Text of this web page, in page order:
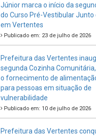
Júnior marca o início da
do Curso Pré-Vestibular Junto
em Vertentes
Publicado em: 23 de julho de 2026
Prefeitura das Vertentes
segunda Cozinha
o fornecimento de
para pessoas em situação de
vulnerabilidade
Publicado em: 10 de julho de 2026
Prefeitura das Vertentes